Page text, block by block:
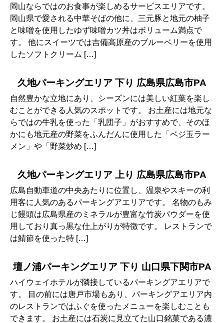
岡山ならではのお食事が楽しめるサービスエリアです。
岡山県で愛される中華そばの他に、三元豚と地元の柚子
と味噌を使用したゆず味噌カツ丼はボリューム満点で
す。 他にスイーツでは吉備高原産のブルーベリーを使用
したソフトクリーム […]
久地パーキングエリア 下り 広島県広島市PA
自然豊かな立地にあり、シーズンには美しい紅葉を楽し
むことができる人気のスポットです。 お土産には地元な
らではの牛乳を使った「乳団子」がおすすめで、そのほ
かにも地元産の野菜をふんだんに使用した「ベジ玉ラー
メン」や「野菜炒め […]
久地パーキングエリア 上り 広島県広島市PA
広島自動車道の中央あたりに位置し、温泉やスキーの利
用客に人気のあるパーキングアエリアです。 名物のもみ
じ饅頭は広島県産のミネラルが豊富な竹炭パウダーを使
用しており真っ黒な仕上がりが特徴です。 レストランで
は鯖節を使った特 […]
壇ノ浦パーキングエリア 下り 山口県下関市PA
ハイウェイホテルが隣接しているパーキングアエリアで
す。 目の前には唐戸市場もあり、パーキングアエリア内
のレストランではふぐを使ったメニューを楽しむことも
できます。 お土産には石炭に見立てた山口銘菓である濃